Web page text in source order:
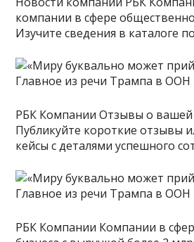
компании в сфере
Изучите сведения в каталоге
РБК Компании Отзывы о
Публикуйте короткие отзывы
кейсы с деталями успешного
РБК Компании Компании в